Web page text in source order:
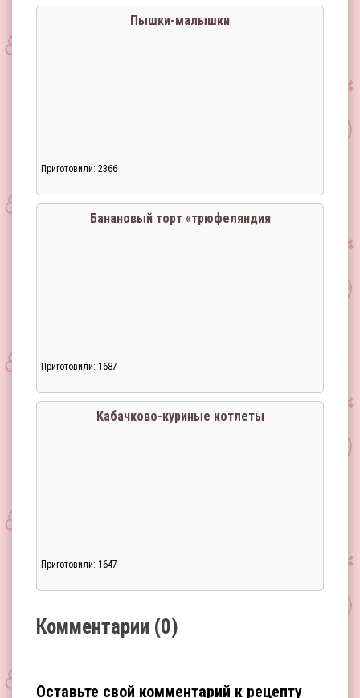
Пышки-малышки
Приготовили: 2366
Банановый торт «трюфеляндия
Приготовили: 1687
Кабачково-куриные котлеты
Приготовили: 1647
Комментарии (0)
Оставьте свой комментарий к рецепту